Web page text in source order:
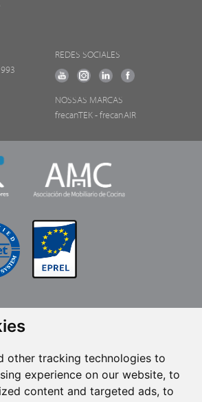
other tracking technologies to
experience on our website, to
content and targeted ads, to
REDES SOCIALES
NOSSAS MARCAS
frecanTEK - frecanAIR
do Programa ICEX Next, contou com o apoio do
fundo europeu FEDER. O objetivo deste apoio é
internacional da empresa e seu meio
de Desenvolvimento Regional · Uma forma de